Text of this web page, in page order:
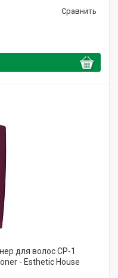
Сравнить
для волос CP-1
- Esthetic House